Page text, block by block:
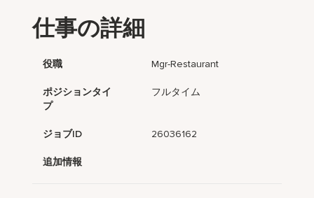
仕事の詳細
役職 Mgr-Restaurant
ポジションタイ
プ
フルタイム
ジョブID 26036162
追加情報